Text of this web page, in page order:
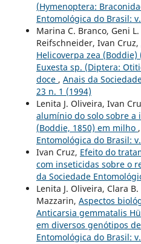
(Hymenoptera:
Entomológica do Brasil:
Marina C. Branco, Geni
Reifschneider, Ivan Cruz,
Helicoverpa zea
Euxesta sp. (Diptera:
doce , Anais da
23 n. 1 (1994)
Lenita J. Oliveira, Ivan
alumínio do solo sobre a
(Boddie, 1850) em milho ,
Entomológica do Brasil:
Ivan Cruz, Efeito do
com inseticidas sobre o
da Sociedade
Lenita J. Oliveira, Clara
Mazzarin, Aspectos
Anticarsia gemmatalis
em diversos genótipos
Entomológica do Brasil: